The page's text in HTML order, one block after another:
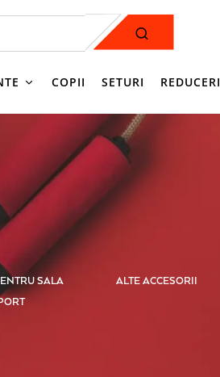
COPII SETURI REDUCERI
SALA
ALTE ACCESORII